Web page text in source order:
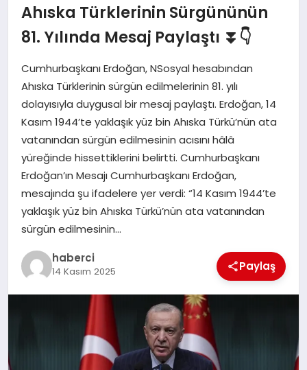
MAGAZIN
SAĞLIK
SIYASET
SPOR
TEKNOLOJI
YAŞAM
Ahıska Türklerinin Sürgününün
81. Yılında Mesaj Paylaştı ⏬👇
Cumhurbaşkanı Erdoğan, NSosyal hesabından
Ahıska Türklerinin sürgün edilmelerinin 81. yılı
dolayısıyla duygusal bir mesaj paylaştı. Erdoğan, 14
Kasım 1944’te yaklaşık yüz bin Ahıska Türkü’nün ata
vatanından sürgün edilmesinin acısını hâlâ
yüreğinde hissettiklerini belirtti. Cumhurbaşkanı
Erdoğan’ın Mesajı Cumhurbaşkanı Erdoğan,
mesajında şu ifadelere yer verdi: “14 Kasım 1944’te
yaklaşık yüz bin Ahıska Türkü’nün ata vatanından
sürgün edilmesinin…
haberci
14 Kasım 2025 Paylaş